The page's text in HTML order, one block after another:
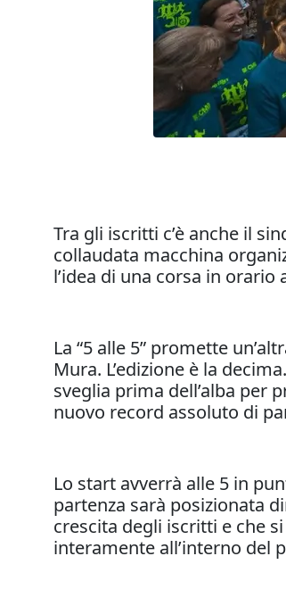
Tra gli iscritti c’è anche il
collaudata macchina
l’idea di una corsa in
La “5 alle 5” promette
Mura. L’edizione è la
sveglia prima dell’alba per
nuovo record assoluto di
Lo start avverrà alle 5 in
partenza sarà posizionata
crescita degli iscritti e che
interamente all’interno del